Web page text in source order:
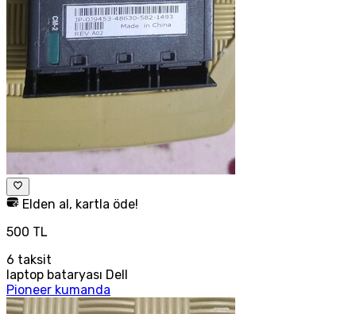
Elden al, kartla öde!
500 TL
6 taksit
laptop bataryası Dell
Pioneer kumanda